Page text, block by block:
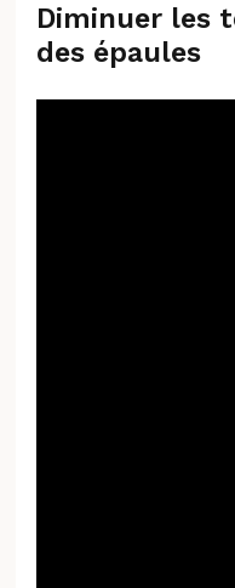
Diminuer les
des épaules